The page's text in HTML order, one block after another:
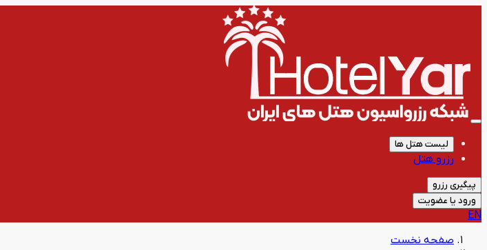
لیست هتل ها
رزرو هتل
پیگیری رزرو
ورود یا عضویت
EN
صفحه نخست